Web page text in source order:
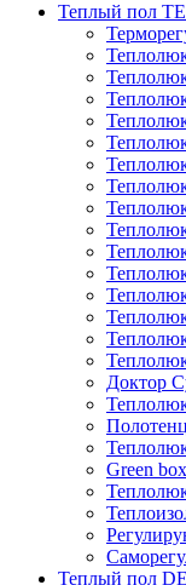
Теплый пол
Доктор
Green
Теплый пол